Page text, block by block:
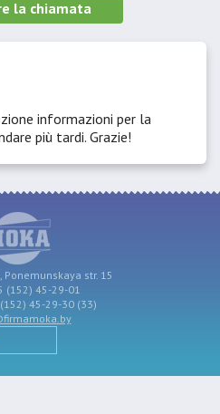
la chiamata
informazioni per la
più tardi. Grazie!
Ponemunskaya str. 15
(152) 45-29-01
45-29-30 (33)